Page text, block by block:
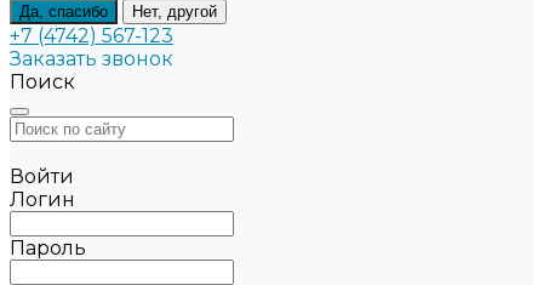
Да, спасибо Нет, другой
+7 (4742) 567-123
Заказать звонок
Поиск
Войти
Логин
Пароль